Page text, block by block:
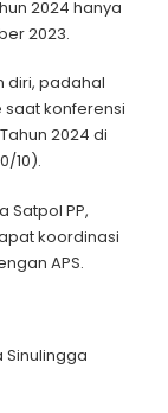
2024 hanya
2023.
diri, padahal
konferensi
2024 di
10).
Satpol PP,
koordinasi
APS.
Sinulingga